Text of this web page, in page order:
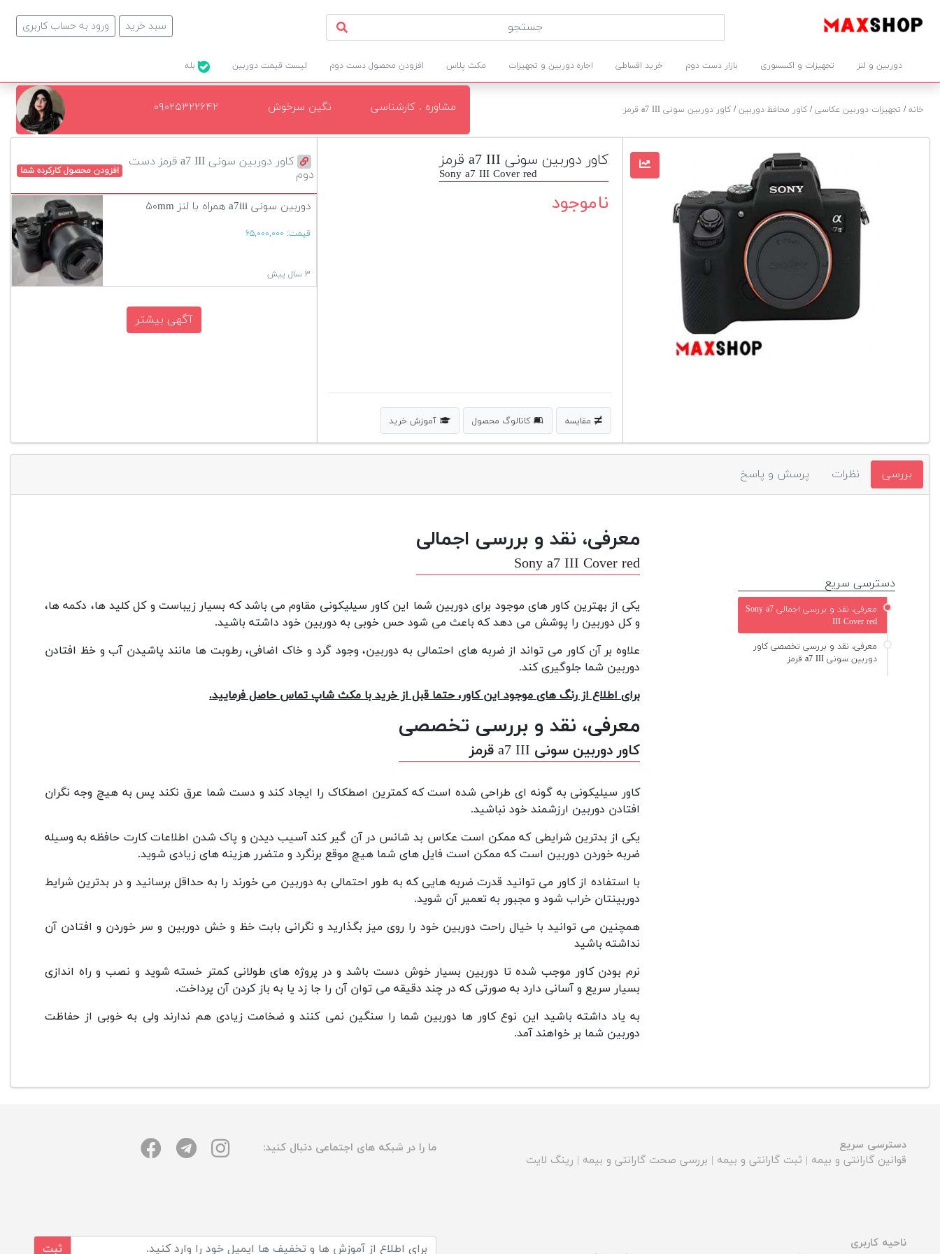
ورود به حساب کاربری سبد خرید
دوربین و لنز تجهیزات و اکسسوری بازار دست دوم خرید اقساطی اجاره دوربین و تجهیزات مکث پلاس افزودن محصول دست دوم لیست قیمت دوربین
خانه/ تجهیزات دوربین عکاسی/ کاور محافظ دوربین/ کاور دوربین سونی a7 III قرمز مشاوره . کارشناسی نگین سرخوش ۰۹۰۲۵۳۲۲۶۴۲
کاور دوربین سونی a7 III قرمز دست
دوم
افزودن محصول کارکرده شما
دوربین سونی a7iii همراه با لنز ۵۰mm
قیمت: ۶۵,۰۰۰,۰۰۰
۳ سال پیش
آگهی بیشتر
کاور دوربین سونی a7 III قرمز
Sony a7 III Cover red
ناموجود
مقایسه کاتالوگ محصول آموزش خرید
بررسی نظرات پرسش و پاسخ
معرفی، نقد و بررسی اجمالی
Sony a7 III Cover red
یکی از بهترین کاور های موجود برای دوربین شما این کاور سیلیکونی مقاوم می باشد که بسیار زیباست و کل کلید ها، دکمه ها،
و کل دوربین را پوشش می دهد که باعث می شود حس خوبی به دوربین خود داشته باشید.
علاوه بر آن کاور می تواند از ضربه های احتمالی به دوربین، وجود گرد و خاک اضافی، رطوبت ها مانند پاشیدن آب و خظ افتادن
دوربین شما جلوگیری کند.
برای اطلاع از رنگ های موجود این کاور، حتما قبل از خرید با مکث شاپ تماس حاصل فرمایید.
معرفی، نقد و بررسی تخصصی
کاور دوربین سونی a7 III قرمز
کاور سیلیکونی به گونه ای طراحی شده است که کمترین اصطکاک را ایجاد کند و دست شما عرق نکند پس به هیچ وجه نگران
افتادن دوربین ارزشمند خود نباشید.
یکی از بدترین شرایطی که ممکن است عکاس بد شانس در آن گیر کند آسیب دیدن و پاک شدن اطلاعات کارت حافظه به وسیله
ضربه خوردن دوربین است که ممکن است فایل های شما هیچ موقع برنگرد و متضرر هزینه های زیادی شوید.
با استفاده از کاور می توانید قدرت ضربه هایی که به طور احتمالی به دوربین می خورند را به حداقل برسانید و در بدترین شرایط
دوربینتان خراب شود و مجبور به تعمیر آن شوید.
همچنین می توانید با خیال راحت دوربین خود را روی میز بگذارید و نگرانی بابت خظ و خش دوربین و سر خوردن و افتادن آن
نداشته باشید
نرم بودن کاور موجب شده تا دوربین بسیار خوش دست باشد و در پروژه های طولانی کمتر خسته شوید و نصب و راه اندازی
بسیار سریع و آسانی دارد به صورتی که در چند دقیقه می توان آن را جا زد یا به باز کردن آن پرداخت.
به یاد داشته باشید این نوع کاور ها دوربین شما را سنگین نمی کنند و ضخامت زیادی هم ندارند ولی به خوبی از حفاظت
دوربین شما بر خواهند آمد.
دسترسی سریع
معرفی، نقد و بررسی اجمالی Sony a7
III Cover red
معرفی، نقد و بررسی تخصصی کاور
دوربین سونی a7 III قرمز
دسترسی سریع
قوانین گارانتی و بیمه | ثبت گارانتی و بیمه | بررسی صحت گارانتی و بیمه | رینگ لایت
ما را در شبکه های اجتماعی دنبال کنید:
ناحیه کاربری
ثبت